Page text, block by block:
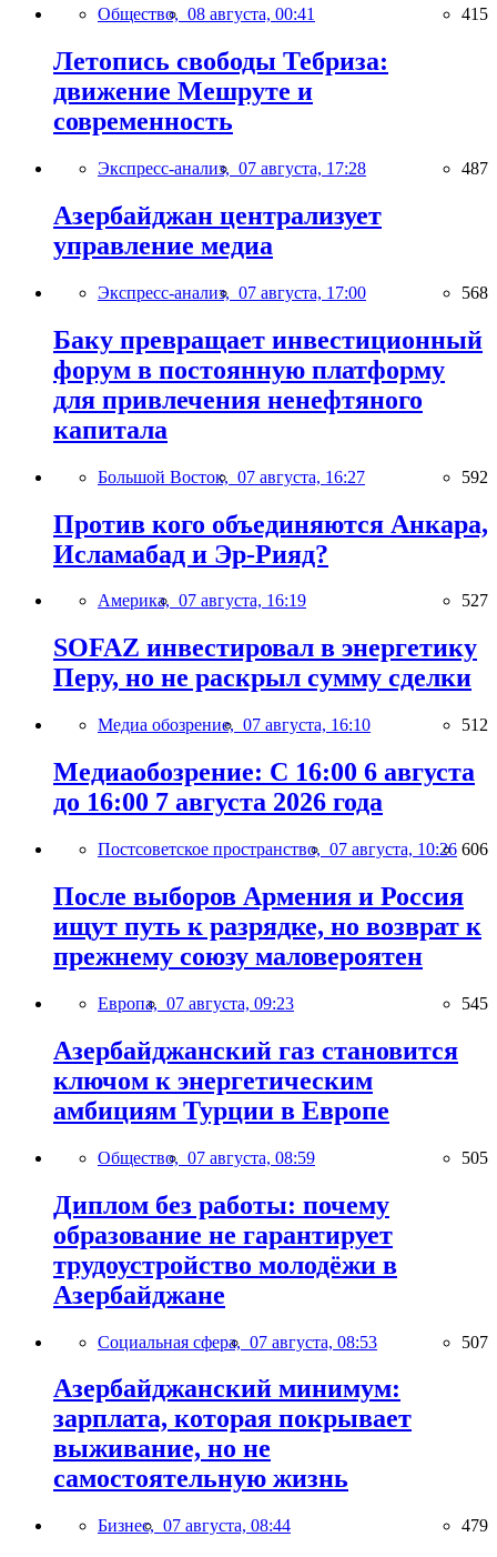
Общество, 08 августа, 00:41 415
Летопись свободы Тебриза:
движение Мешруте и
современность
Экспресс-анализ, 07 августа, 17:28 487
Азербайджан централизует
управление медиа
Экспресс-анализ, 07 августа, 17:00 568
Баку превращает инвестиционный
форум в постоянную платформу
для привлечения ненефтяного
капитала
Большой Восток, 07 августа, 16:27 592
Против кого объединяются Анкара,
Исламабад и Эр-Рияд?
Америка, 07 августа, 16:19 527
SOFAZ инвестировал в энергетику
Перу, но не раскрыл сумму сделки
Медиа обозрение, 07 августа, 16:10 512
Медиаобозрение: С 16:00 6 августа
до 16:00 7 августа 2026 года
Постсоветское пространство, 07 августа, 10:26 606
После выборов Армения и Россия
ищут путь к разрядке, но возврат к
прежнему союзу маловероятен
Европа, 07 августа, 09:23 545
Азербайджанский газ становится
ключом к энергетическим
амбициям Турции в Европе
Общество, 07 августа, 08:59 505
Диплом без работы: почему
образование не гарантирует
трудоустройство молодёжи в
Азербайджане
Социальная сфера, 07 августа, 08:53 507
Азербайджанский минимум:
зарплата, которая покрывает
выживание, но не
самостоятельную жизнь
Бизнес, 07 августа, 08:44 479